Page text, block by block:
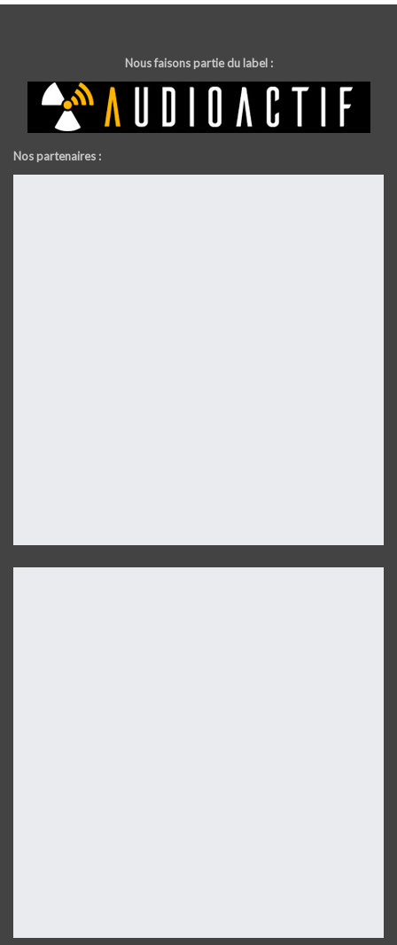
Nous faisons partie du label :
Nos partenaires :